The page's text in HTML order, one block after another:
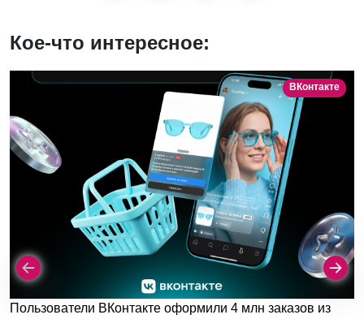
Кое-что интересное:
ВКонтакте
Пользователи ВКонтакте оформили 4 млн заказов из